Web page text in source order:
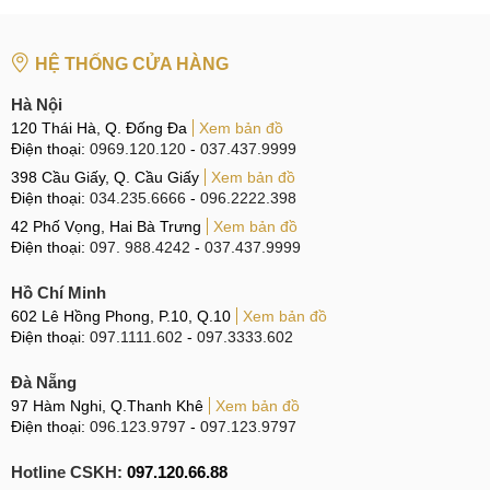
không chính hãng có thể không tương thích hoặc gây ra các
lỗi hình ảnh, như là sọc màn hình hoặc màn hình bị mờ.
Vì vậy, để đảm bảo rằng quá trình thay màn hình được thực
hiện đúng cách và không ảnh hưởng đến máy tính, bạn nên
đưa máy đến trung tâm sửa chữa uy tín MCCare để nhận
được hỗ trợ tốt nhất.
Thời gian thay màn hình Macbook Pro 2015 tại MobileCity
phụ thuộc vào nhiều yếu tố khác nhau như độ phức tạp của
trung tâm. Thông thường, quy trình thay màn hình có thể mất
khoảng từ 1-3 giờ tại trung tâm sửa chữa MCCare. Tuy
hơn tùy thuộc vào từng trường hợp cụ thể. Vì vậy, để tiết
HỆ THỐNG CỬA HÀNG
Hà Nội
120 Thái Hà, Q. Đống Đa
Xem bản đồ
Điện thoại: 0969.120.120 - 037.437.9999
398 Cầu Giấy, Q. Cầu Giấy
Xem bản đồ
Điện thoại: 034.235.6666 - 096.2222.398
42 Phố Vọng, Hai Bà Trưng
Xem bản đồ
Điện thoại: 097. 988.4242 - 037.437.9999
Hồ Chí Minh
602 Lê Hồng Phong, P.10, Q.10
Xem bản đồ
Điện thoại: 097.1111.602 - 097.3333.602
Đà Nẵng
97 Hàm Nghi, Q.Thanh Khê
Xem bản đồ
Điện thoại: 096.123.9797 - 097.123.9797
Hotline CSKH: 097.120.66.88